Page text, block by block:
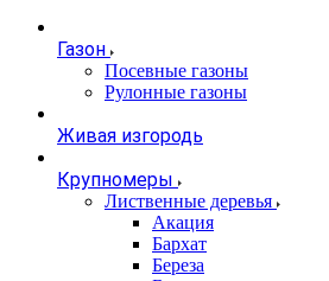
Газон
Посевные газоны
Рулонные газоны
Живая изгородь
Крупномеры
Лиственные деревья
Акация
Бархат
Береза